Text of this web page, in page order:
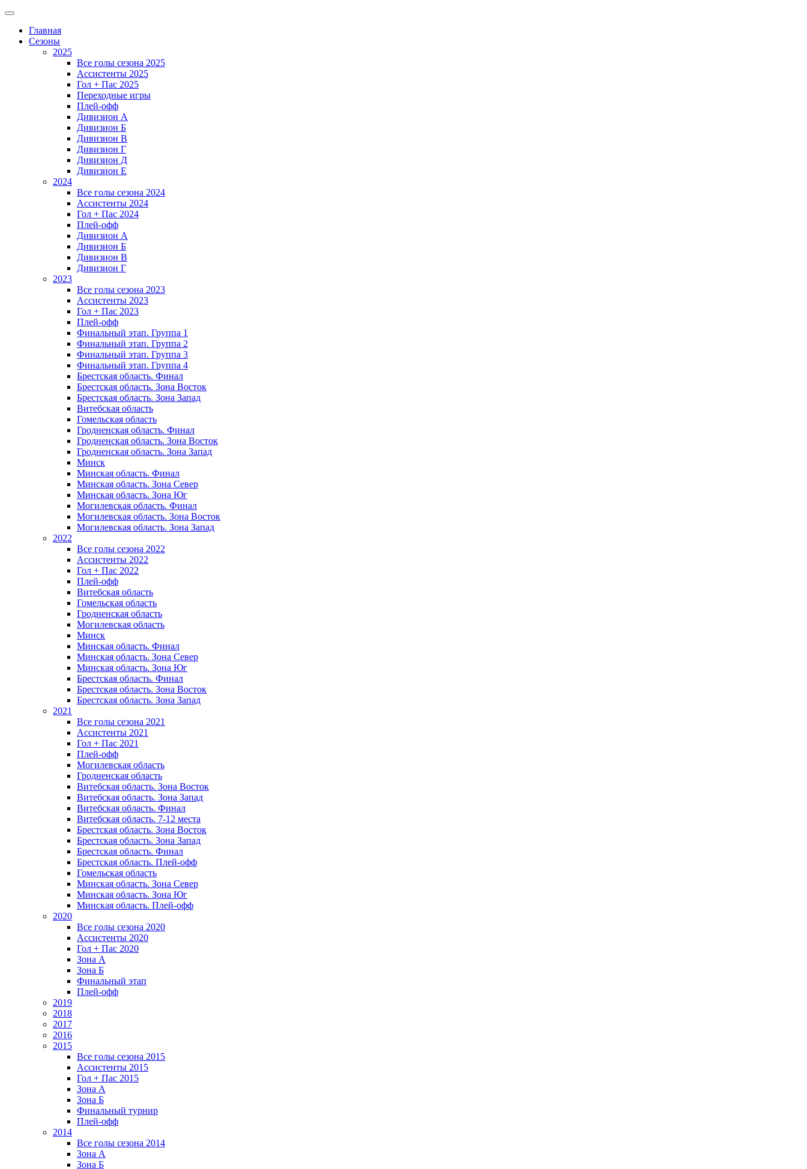
Главная
Сезоны
2025
Все голы сезона 2025
Ассистенты 2025
Гол + Пас 2025
Переходные игры
Плей-офф
Дивизион A
Дивизион Б
Дивизион В
Дивизион Г
Дивизион Д
Дивизион Е
2024
Все голы сезона 2024
Ассистенты 2024
Гол + Пас 2024
Плей-офф
Дивизион A
Дивизион Б
Дивизион В
Дивизион Г
2023
Все голы сезона 2023
Ассистенты 2023
Гол + Пас 2023
Плей-офф
Финальный этап. Группа 1
Финальный этап. Группа 2
Финальный этап. Группа 3
Финальный этап. Группа 4
Брестская область. Финал
Брестская область. Зона Восток
Брестская область. Зона Запад
Витебская область
Гомельская область
Гродненская область. Финал
Гродненская область. Зона Восток
Гродненская область. Зона Запад
Минск
Минская область. Финал
Минская область. Зона Север
Минская область. Зона Юг
Могилевская область. Финал
Могилевская область. Зона Восток
Могилевская область. Зона Запад
2022
Все голы сезона 2022
Ассистенты 2022
Гол + Пас 2022
Плей-офф
Витебская область
Гомельская область
Гродненская область
Могилевская область
Минск
Mинская область. Финал
Минская область. Зона Север
Минская область. Зона Юг
Брестская область. Финал
Брестская область. Зона Восток
Брестская область. Зона Запад
2021
Все голы сезона 2021
Ассистенты 2021
Гол + Пас 2021
Плей-офф
Могилевская область
Гродненская область
Витебская область. Зона Восток
Витебская область. Зона Запад
Витебская область. Финал
Витебская область. 7-12 места
Брестская область. Зона Восток
Брестская область. Зона Запад
Брестская область. Финал
Брестская область. Плей-офф
Гомельская область
Минская область. Зона Север
Минская область. Зона Юг
Минская область. Плей-офф
2020
Все голы сезона 2020
Ассистенты 2020
Гол + Пас 2020
Зона А
Зона Б
Финальный этап
Плей-офф
2019
2018
2017
2016
2015
Все голы сезона 2015
Ассистенты 2015
Гол + Пас 2015
Зона А
Зона Б
Финальный турнир
Плей-офф
2014
Все голы сезона 2014
Зона А
Зона Б